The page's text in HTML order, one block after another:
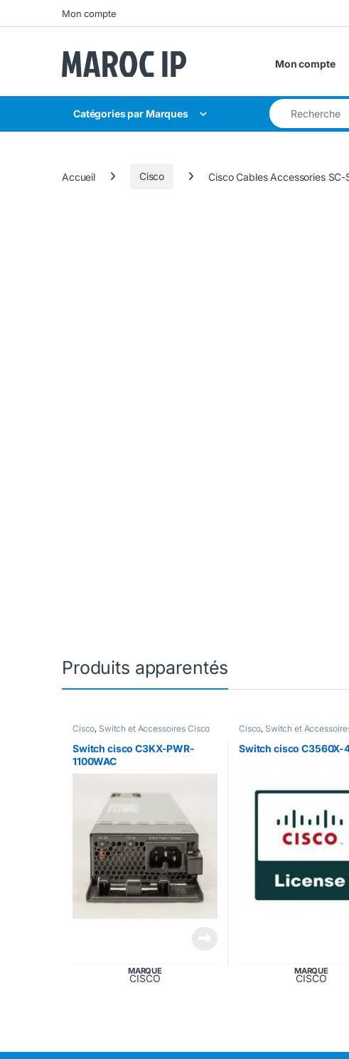
Skip to navigation
Skip to contentMon compte
Mon compte
Catégories par Marques
Search for:
Accueil Cisco Cisco Cables Accessories
Produits apparentés
Cisco, Switch et Accessoires Cisco
Switch cisco C3KX-PWR-
1100WAC
MARQUE
CISCO
Cisco, Switch et
Switch cisco C3560X-
MARQUE
CISCO